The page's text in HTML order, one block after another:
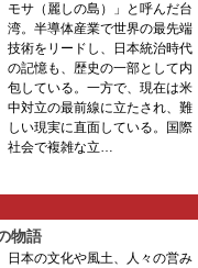
モサ（麗しの島）」と呼んだ台
湾。半導体産業で世界の最先端
技術をリードし、日本統治時代
の記憶も、歴史の一部として内
包している。一方で、現在は米
中対立の最前線に立たされ、難
しい現実に直面している。国際
社会で複雑な立…
物語
日本の文化や風土、人々の営み